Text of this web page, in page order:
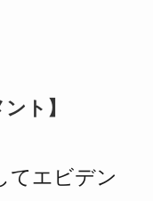
ト】
てエビデン